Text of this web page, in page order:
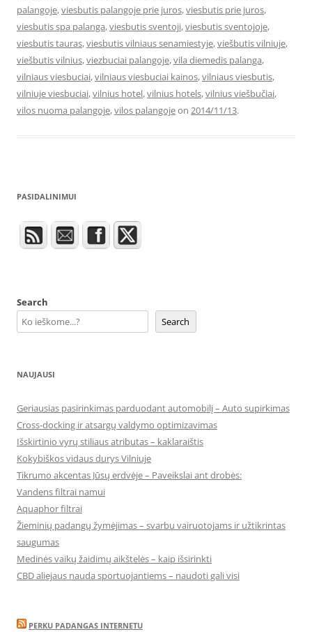
palangoje,viesbutis palangoje prie juros,viesbutis prie juros,
viesbutis spa palanga,viesbutis sventoji,viesbutis sventojoje,
viesbutis tauras,viesbutis vilniaus senamiestyje,viešbutis vilniuje,
viešbutis vilnius,viezbuciai palangoje,vila diemedis palanga,
vilniaus viesbuciai,vilniaus viesbuciai kainos,vilniaus viesbutis,
vilniuje viesbuciai,vilnius hotel,vilnius hotels,vilnius viešbučiai,
vilos nuoma palangoje,vilos palangojeon 2014/11/13.
PASIDALINIMUI
Search
Search
NAUJAUSI
Geriausias pasirinkimas parduodant automobilį – Auto supirkimas
Cross-docking ir atsargų valdymo optimizavimas
Išskirtinio vyrų stiliaus atributas – kaklaraištis
Kokybiškos vidaus durys Vilniuje
Tikrumo akcentas Jūsų erdvėje – Paveikslai ant drobės:
Vandens filtrai namui
Aquaphor filtrai
Žieminių padangų žymėjimas – svarbu vairuotojams ir užtikrintas
saugumas
Medinės vaikų žaidimų aikštelės – kaip išsirinkti
CBD aliejaus nauda sportuojantiems – naudoti gali visi
PERKU PADANGAS INTERNETU